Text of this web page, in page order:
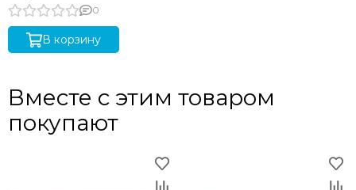
0
В корзину
Вместе с этим товаром
покупают